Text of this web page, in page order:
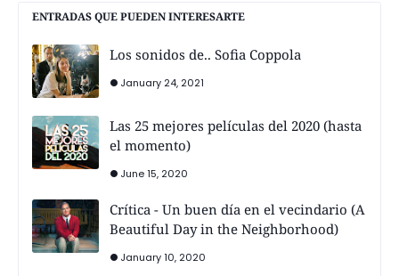
ENTRADAS QUE PUEDEN INTERESARTE
Los sonidos de.. Sofia Coppola
January 24, 2021
Las 25 mejores películas del 2020 (hasta
el momento)
June 15, 2020
Crítica - Un buen día en el vecindario (A
Beautiful Day in the Neighborhood)
January 10, 2020